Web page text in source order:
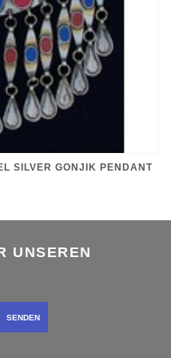
SILVER GONJIK PENDANT
UNSEREN
SENDEN